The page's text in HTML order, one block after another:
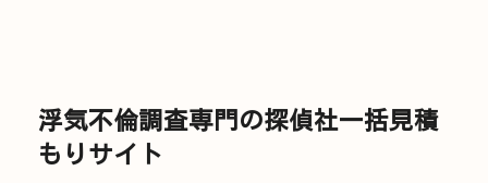
浮気不倫調査専門の探偵社一括見積
もりサイト